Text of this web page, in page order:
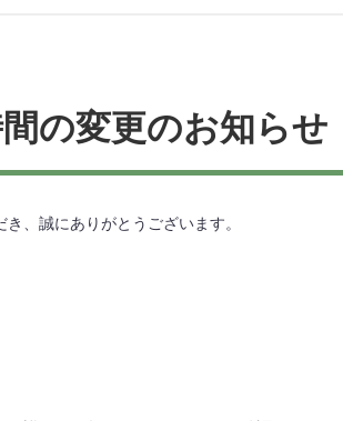
の変更のお知らせ
、誠にありがとうございます。